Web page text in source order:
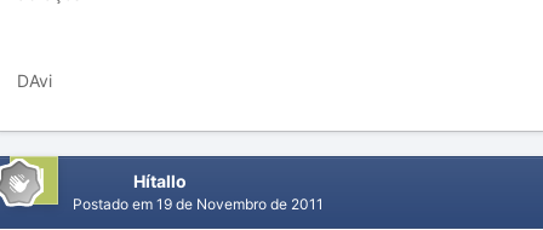
DAvi
Hítallo
Postado em 19 de Novembro de 2011